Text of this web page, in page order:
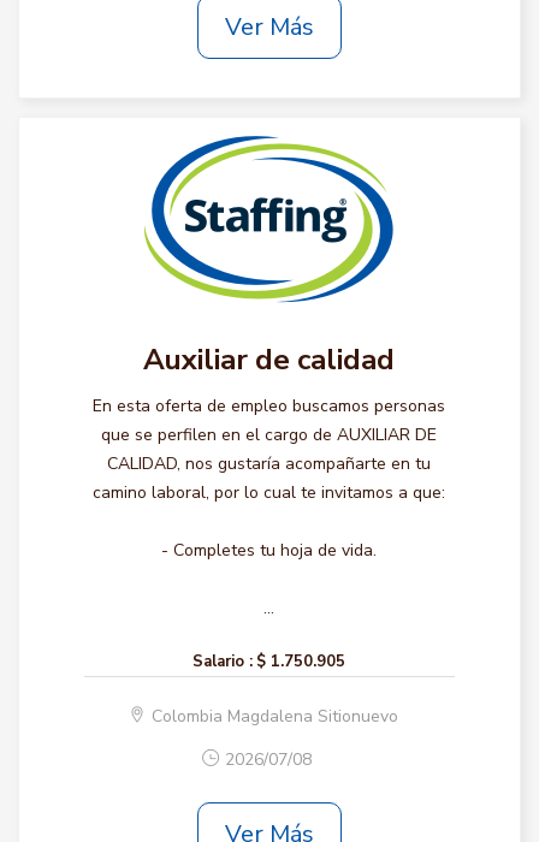
Ver Más
Auxiliar de calidad
En esta oferta de empleo buscamos personas
que se perfilen en el cargo de AUXILIAR DE
CALIDAD, nos gustaría acompañarte en tu
camino laboral, por lo cual te invitamos a que:
- Completes tu hoja de vida.
...
Salario : $ 1.750.905
Colombia Magdalena Sitionuevo
2026/07/08
Ver Más